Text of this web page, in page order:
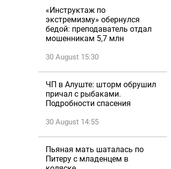
«Инструктаж по
экстремизму» обернулся
бедой: преподаватель отдал
мошенникам 5,7 млн
30 August 15:30
ЧП в Алуште: шторм обрушил
причал с рыбаками.
Подробности спасения
30 August 14:55
Пьяная мать шаталась по
Питеру с младенцем в